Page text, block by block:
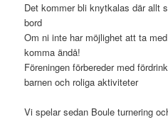
Det kommer bli knytkalas där allt
bord
Om ni inte har möjlighet att ta
komma ändå!
Föreningen förbereder med
barnen och roliga aktiviteter
Vi spelar sedan Boule turnering